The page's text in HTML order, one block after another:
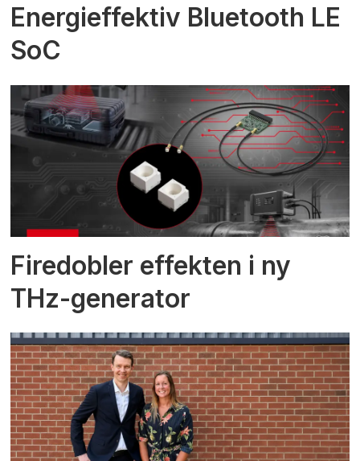
Energieffektiv Bluetooth LE
SoC
Firedobler effekten i ny
THz-generator